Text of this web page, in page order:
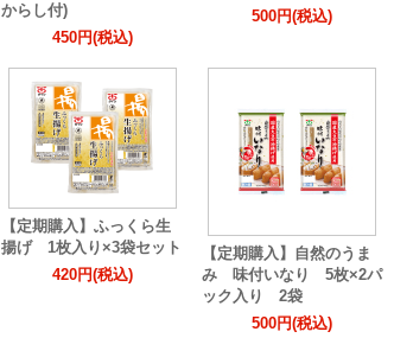
からし付)
450円(税込)
500円(税込)
【定期購入】ふっくら生
揚げ 1枚入り×3袋セット
420円(税込)
【定期購入】自然のうま
み 味付いなり 5枚×2パ
ック入り 2袋
500円(税込)